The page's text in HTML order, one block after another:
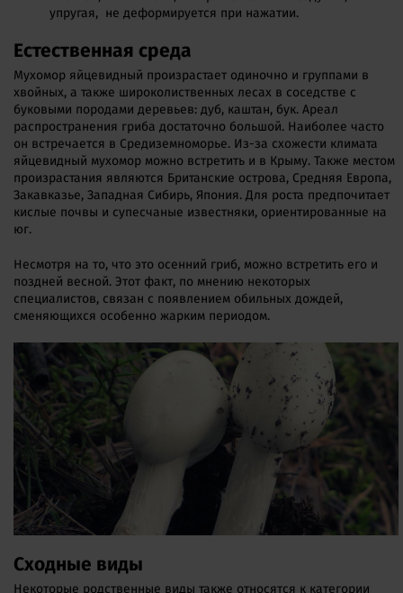
упругая, не деформируется при нажатии.
Естественная среда
Мухомор яйцевидный произрастает одиночно и группами в
хвойных, а также широколиственных лесах в соседстве с
буковыми породами деревьев: дуб, каштан, бук. Ареал
распространения гриба достаточно большой. Наиболее часто
он встречается в Средиземноморье. Из-за схожести климата
яйцевидный мухомор можно встретить и в Крыму. Также местом
произрастания являются Британские острова, Средняя Европа,
Закавказье, Западная Сибирь, Япония. Для роста предпочитает
кислые почвы и супесчаные известняки, ориентированные на
юг.
Несмотря на то, что это осенний гриб, можно встретить его и
поздней весной. Этот факт, по мнению некоторых
специалистов, связан с появлением обильных дождей,
сменяющихся особенно жарким периодом.
Сходные виды
Некоторые родственные виды также относятся к категории